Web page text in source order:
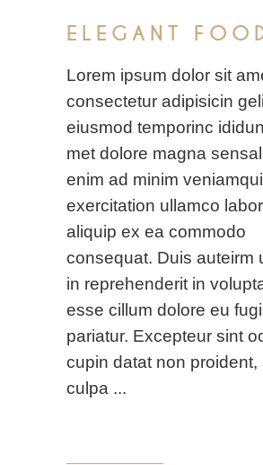
ELEGANT
Lorem ipsum dolor sit
consectetur adipisicin
eiusmod temporinc
met dolore magna
enim ad minim
exercitation ullamco
aliquip ex ea commodo
consequat. Duis auteirm
in reprehenderit in
esse cillum dolore eu
pariatur. Excepteur sint
cupin datat non proident,
culpa